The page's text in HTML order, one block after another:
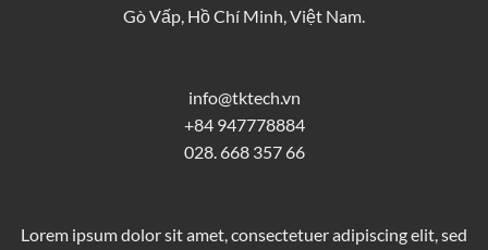
Gò Vấp, Hồ Chí Minh, Việt Nam.
info@tktech.vn
+84 947778884
028. 668 357 66
Lorem ipsum dolor sit amet, consectetuer adipiscing elit, sed